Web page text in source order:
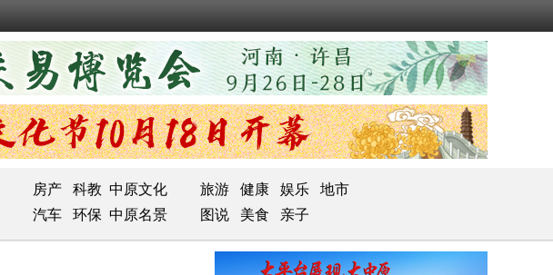
房产 科教 中原文化 旅游 健康 娱乐
地市
汽车 环保 中原名景 图说 美食 亲子